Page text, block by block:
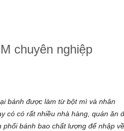
chuyên nghiệp
bánh được làm từ bột mì và nhân
có có rất nhiều nhà hàng, quán ăn
phối bánh baochất lượng để nhập về